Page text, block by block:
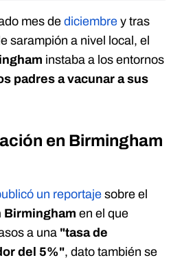
mes de diciembre y tras
sarampión a nivel local, el
instaba a los entornos
padres a vacunar a sus
en Birmingham
un reportaje sobre el
Birmingham en el que
a una "tasa de
del 5%", dato también se